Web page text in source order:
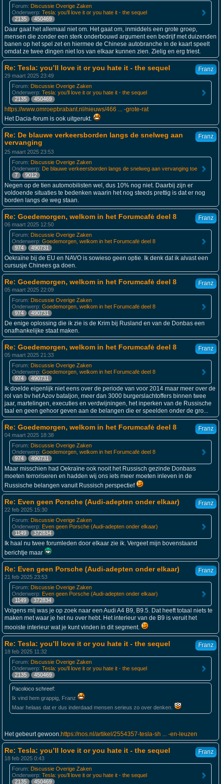
Forum: Discussie Overige Zaken
Onderwerp: Tesla: you’ll love it or you hate it - the sequel
2135
450469
Daar gaat het allemaal niet om. Het gaat om, inmiddels een grote groep,
mensen die zonder een sterk onderbouwd argument een bedrijf met duizenden
banen op het spel zet en hiermee de Chinese autobranche in de kaart speelt
omdat ze twee dingen niet los van elkaar kunnen zien. Zielig en erg triest.
Franz
Re: Tesla: you’ll love it or you hate it - the sequel
29 maart 2025 23:49
Forum: Discussie Overige Zaken
Onderwerp: Tesla: you’ll love it or you hate it - the sequel
2135
450469
https://www.omroepbrabant.nl/nieuws/466 ... -grote-rat
Het Dacia-forum is ook uitgerukt.
Franz
Re: De blauwe verkeersborden langs de snelweg aan
vervanging
25 maart 2025 23:53
Forum: Discussie Overige Zaken
Onderwerp: De blauwe verkeersborden langs de snelweg aan vervanging toe
7
9012
Negen op de tien automobilisten wel, dus 10% nog niet. Daarbij zijn er
voldoende situaties te bedenken waarin het nog steeds prettig is dat er nog
borden langs de weg staan.
Franz
Re: Goedemorgen, welkom in het Forumcafė deel 8
06 maart 2025 12:50
Forum: Discussie Overige Zaken
Onderwerp: Goedemorgen, welkom in het Forumcafė deel 8
974
490731
Oekraïne bij de EU en NAVO is sowieso geen optie. Ik denk dat ik alvast een
cursusje Chinees ga doen.
Franz
Re: Goedemorgen, welkom in het Forumcafė deel 8
05 maart 2025 22:09
Forum: Discussie Overige Zaken
Onderwerp: Goedemorgen, welkom in het Forumcafė deel 8
974
490731
De enige oplossing die ik zie is de Krim bij Rusland en van de Donbas een
onafhankelijke staat maken.
Franz
Re: Goedemorgen, welkom in het Forumcafė deel 8
05 maart 2025 21:33
Forum: Discussie Overige Zaken
Onderwerp: Goedemorgen, welkom in het Forumcafė deel 8
974
490731
Ik doelde eigenlijk niet eens over de periode van voor 2014 maar meer over de
rol van bv het Azov bataljon, meer dan 3000 burgerslachtoffers binnen twee
jaar, martelingen, executies en verdwijningen, het inperken van de Russische
taal en geen gehoor geven aan de belangen die er speelden onder de gro...
Franz
Re: Goedemorgen, welkom in het Forumcafė deel 8
04 maart 2025 18:38
Forum: Discussie Overige Zaken
Onderwerp: Goedemorgen, welkom in het Forumcafė deel 8
974
490731
Maar misschien had Oekraïne ook nooit het Russisch gezinde Donbass
moeten terroriseren en hadden wij ons iets meer moeten inleven in de
Russische belangen vanuit Russisch perspectief
Franz
Re: Even geen Porsche (Audi-adepten onder elkaar)
22 feb 2025 15:30
Forum: Discussie Overige Zaken
Onderwerp: Even geen Porsche (Audi-adepten onder elkaar)
1149
372834
Ik haal nu twee forumleden door elkaar zie ik. Vergeet mijn bovenstaand
berichtje maar
Franz
Re: Even geen Porsche (Audi-adepten onder elkaar)
21 feb 2025 23:53
Forum: Discussie Overige Zaken
Onderwerp: Even geen Porsche (Audi-adepten onder elkaar)
1149
372834
Volgens mij was je op zoek naar een Audi A4 B9, B9.5. Dat heeft totaal niets te
maken met waar je het nu over hebt. Het interieur van de B9 is veruit het
mooiste interieur wat je kunt vinden in dit segment.
Franz
Re: Tesla: you’ll love it or you hate it - the sequel
18 feb 2025 11:32
Forum: Discussie Overige Zaken
Onderwerp: Tesla: you’ll love it or you hate it - the sequel
2135
450469
Pacoloco schreef:
Ik vind hem grappig, Franz
Maar helaas dat er dus inderdaad mensen serieus zo over denken.
Het gebeurt gewoon.https://nos.nl/artikel/2554357-tesla-sh ... -en-leuzen
Franz
Re: Tesla: you’ll love it or you hate it - the sequel
18 feb 2025 0:43
Forum: Discussie Overige Zaken
Onderwerp: Tesla: you’ll love it or you hate it - the sequel
2135
450469